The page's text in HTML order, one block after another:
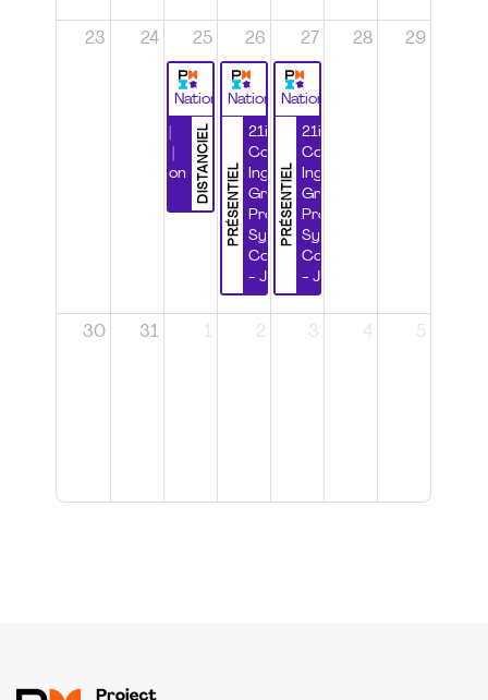
23 24 25
National
DISTANCIEL
Certification
26
National
PRÉSENTIEL
21ième
Congrès
Ingénierie
Grands
Projets et
Systèmes
Complexes
- Jour 1
27
National
PRÉSENTIEL
21ième
Congrès
Ingénierie
Grands
Projets et
Systèmes
Complexes
- Jour 2
28 29
30 31 1 2 3 4 5